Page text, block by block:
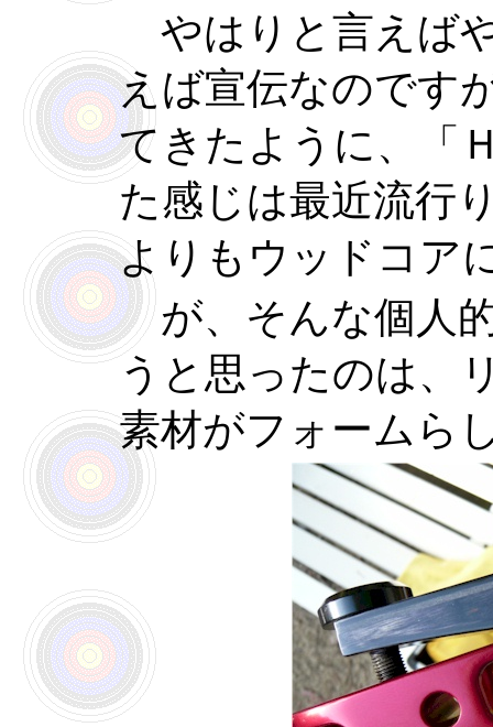
やはりと言えば
えば宣伝なのです
てきたように、「
た感じは最近流行
よりもウッドコア
が、そんな個人
うと思ったのは、
素材がフォームら